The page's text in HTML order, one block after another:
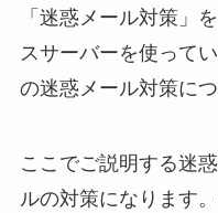
「迷惑メール対策」
スサーバーを使って
の迷惑メール対策に
ここでご説明する迷
ルの対策になります